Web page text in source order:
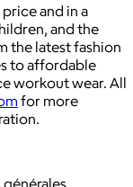
and in a
and the
the latest fashion
to affordable
workout wear. All
for more